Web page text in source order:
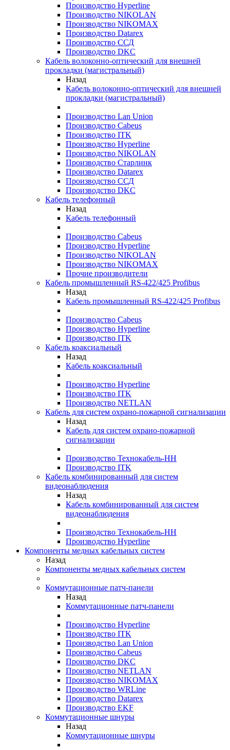
Производство Hyperline
Производство NIKOLAN
Производство NIKOMAX
Производство Datarex
Производство ССД
Производство DKC
Кабель волоконно-оптический для внешней
прокладки (магистральный)
Назад
Кабель волоконно-оптический для внешней
прокладки (магистральный)
Производство Lan Union
Производство Cabeus
Производство ITK
Производство Hyperline
Производство NIKOLAN
Производство Старлинк
Производство Datarex
Производство ССД
Производство DKC
Кабель телефонный
Назад
Кабель телефонный
Производство Cabeus
Производство Hyperline
Производство NIKOLAN
Производство NIKOMAX
Прочие производители
Кабель промышленный RS-422/425 Profibus
Назад
Кабель промышленный RS-422/425 Profibus
Производство Cabeus
Производство Hyperline
Производство ITK
Кабель коаксиальный
Назад
Кабель коаксиальный
Производство Hyperline
Производство ITK
Производство NETLAN
Кабель для систем охрано-пожарной сигнализации
Назад
Кабель для систем охрано-пожарной
сигнализации
Производство Технокабель-НН
Производство ITK
Кабель комбинированный для систем
видеонаблюдения
Назад
Кабель комбинированный для систем
видеонаблюдения
Производство Технокабель-НН
Производство Hyperline
Компоненты медных кабельных систем
Назад
Компоненты медных кабельных систем
Коммутационные патч-панели
Назад
Коммутационные патч-панели
Производство Hyperline
Производство ITK
Производство Lan Union
Производство Cabeus
Производство DKC
Производство NETLAN
Производство NIKOMAX
Производство WRLine
Производство Datarex
Производство EKF
Коммутационные шнуры
Назад
Коммутационные шнуры